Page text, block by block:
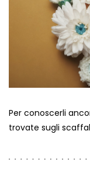
Per conoscerli
trovate sugli